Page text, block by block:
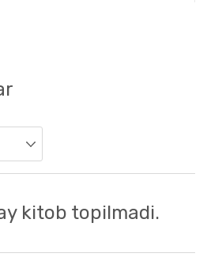
kitob topilmadi.